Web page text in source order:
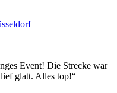
Event! Die Strecke war
glatt. Alles top!“